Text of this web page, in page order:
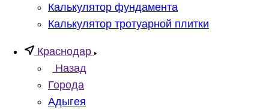
Калькулятор фундамента
Калькулятор тротуарной плитки
Краснодар
Назад
Города
Адыгея